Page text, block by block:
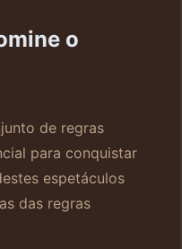
o
de regras
para conquistar
espetáculos
das regras